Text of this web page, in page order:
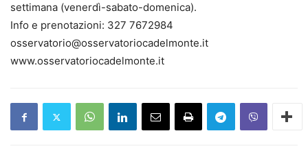
settimana (venerdì-sabato-domenica).
Info e prenotazioni: 327 7672984
osservatorio@osservatoriocadelmonte.it
www.osservatoriocadelmonte.it